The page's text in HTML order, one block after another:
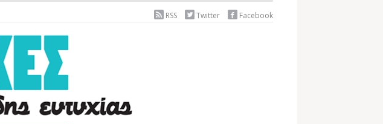
RSS Twitter Facebook